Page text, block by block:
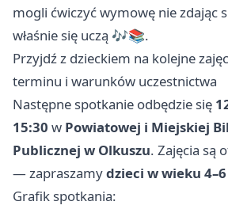
mogli ćwiczyć wymowę nie zdając
właśnie się uczą 🎶📚.
Przyjdź z dzieckiem na kolejne
terminu i warunków uczestnictwa
Następne spotkanie odbędzie się
15:30 w Powiatowej i Miejskiej
Publicznej w Olkuszu. Zajęcia są
— zapraszamydzieci w wieku
Grafik spotkania: